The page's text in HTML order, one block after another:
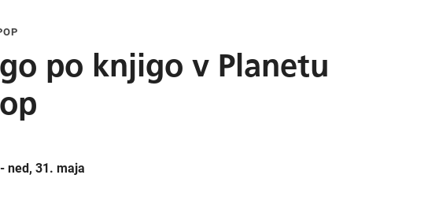
po knjigo v Planetu
ned, 31. maja